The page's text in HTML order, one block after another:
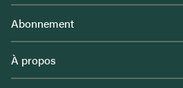
Abonnement
À propos